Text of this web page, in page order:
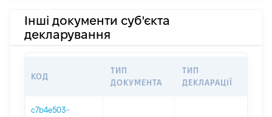
Інші документи суб'єкта
декларування
КОД
ТИП
ДОКУМЕНТА
ТИП
ДЕКЛАРАЦІЇ
c7b4e503-